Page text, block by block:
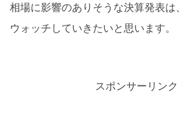
相場に影響のありそうな決算発表は
ウォッチしていきたいと思います。
スポンサーリンク